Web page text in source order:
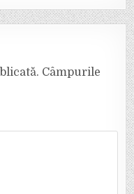
Câmpurile